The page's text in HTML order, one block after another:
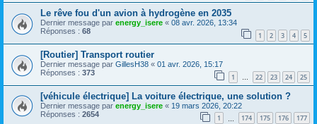
Le rêve fou d'un avion à hydrogène en 2035
Dernier message par energy_isere « 08 avr. 2026, 13:34
Réponses : 68 1 2 3 4 5
[Routier] Transport routier
Dernier message par GillesH38 « 01 avr. 2026, 15:17
Réponses : 373 1 … 22 23 24 25
[véhicule électrique] La voiture électrique, une solution ?
Dernier message par energy_isere « 19 mars 2026, 20:22
Réponses : 2654 1 174 175 176 177